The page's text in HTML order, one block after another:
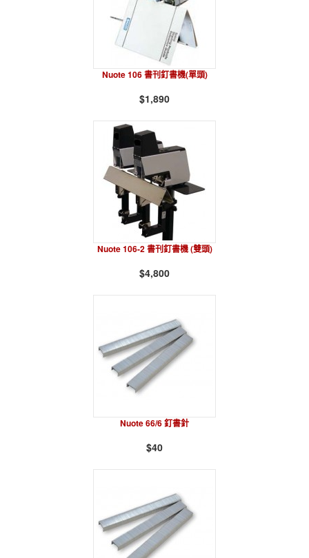
Nuote 106 書刊釘書機(單頭)
$1,890
Nuote 106-2 書刊釘書機 (雙頭)
$4,800
Nuote 66/6 釘書針
$40